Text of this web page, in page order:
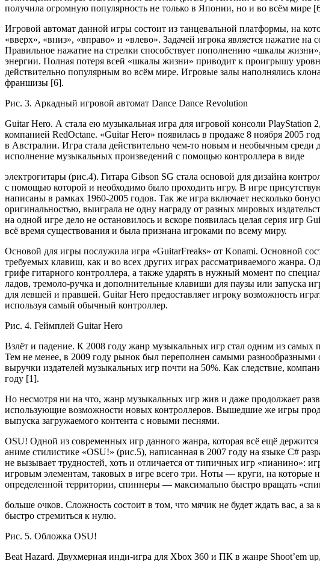
получила огромную популярность не только в Японии, но и во всём мире
Игровой автомат данной игры состоит из танцевальной платформы, на
«вверх», «вниз», «вправо» и «влево». Задачей игрока является нажатие
Правильное нажатие на стрелки способствует пополнению «шкалы
энергии. Полная потеря всей «шкалы жизни» приводит к проигрышу
действительно популярным во всём мире. Игровые залы наполнялись
франшизы [6].
Рис. 3. Аркадный игровой автомат Dance Dance Revolution
Guitar Hero. А стала ею музыкальная игра для игровой консоли PlayStation
компанией RedOctane. «Guitar Hero» появилась в продаже 8 ноября 2005
в Австралии. Игра стала действительно чем-то новым и необычным среди
исполнение музыкальных произведений с помощью контроллера в виде
электрогитары (рис.4). Гитара Gibson SG стала основой для дизайна
с помощью которой и необходимо было проходить игру. В игре
написаны в рамках 1960-2005 годов. Так же игра включает несколько
оригинальностью, выиграла не одну награду от разных мировых
на одной игре дело не остановилось и вскоре появилась целая серия игр
всё время существования и была признана игроками по всему миру.
Основой для игры послужила игра «GuitarFreaks» от Konami. Основной
требуемых клавиш, как и во всех других играх рассматриваемого жанра.
грифе гитарного контроллера, а также ударять в нужный момент по
ладов, тремоло-ручка и дополнительные клавиши для паузы или запуска
для левшей и правшей. Guitar Hero предоставляет игроку возможность
используя самый обычный контроллер.
Рис. 4. Геймплей Guitar Hero
Взлёт и падение. К 2008 году жанр музыкальных игр стал одним из
Тем не менее, в 2009 году рынок был переполнен самыми
выручки издателей музыкальных игр почти на 50%. Как следствие,
году [1].
Но несмотря ни на что, жанр музыкальных игр жив и даже продолжает
использующие возможности новых контроллеров. Вышедшие же игры
выпуска загружаемого контента с новыми песнями.
OSU! Одной из современных игр данного жанра, которая всё ещё
аниме стилистике «OSU!» (рис.5), написанная в 2007 году на языке C#
не вызывает трудностей, хоть и отличается от типичных игр «пианино»:
игровым элементам, таковых в игре всего три. Ноты — круги, на которые
определенной территории, спиннеры — максимально быстро вращать
больше очков. Сложность состоит в том, что мячик не будет ждать вас, а
быстро стремиться к нулю.
Рис. 5. Обложка OSU!
Beat Hazard. Двухмерная инди-игра для Xbox 360 и ПК в жанре Shoot’em